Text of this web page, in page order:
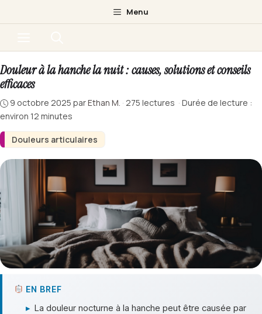
au
Menu
Douleurs articulaires
Douleur à la hanche la nuit : causes, solutions et conseils
efficaces
9 octobre 2025 parEthan M. · 275 lectures · Durée de lecture :
environ 12 minutes
EN BREF
▸ La douleur nocturne à la hanche peut être causée par